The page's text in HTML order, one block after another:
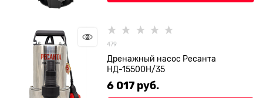
479
Дренажный насос Ресанта
НД-15500Н/35
6 017 руб.